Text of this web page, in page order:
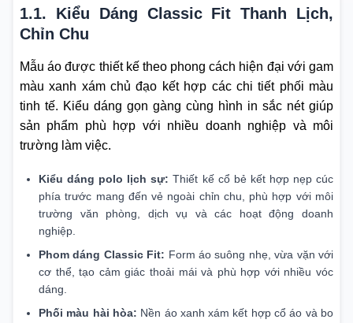
1.1. Kiểu Dáng Classic Fit Thanh Lịch,
Chỉn Chu
Mẫu áo được thiết kế theo phong cách hiện đại với gam
màu xanh xám chủ đạo kết hợp các chi tiết phối màu
tinh tế. Kiểu dáng gọn gàng cùng hình in sắc nét giúp
sản phẩm phù hợp với nhiều doanh nghiệp và môi
trường làm việc.
Kiểu dáng polo lịch sự: Thiết kế cổ bẻ kết hợp nẹp cúc
phía trước mang đến vẻ ngoài chỉn chu, phù hợp với môi
trường văn phòng, dịch vụ và các hoạt động doanh
nghiệp.
Phom dáng Classic Fit: Form áo suông nhẹ, vừa vặn với
cơ thể, tạo cảm giác thoải mái và phù hợp với nhiều vóc
dáng.
Phối màu hài hòa: Nền áo xanh xám kết hợp cổ áo và bo